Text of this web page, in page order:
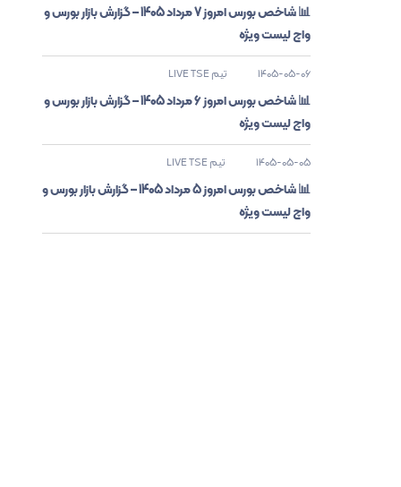
📊 شاخص بورس امروز 7 مرداد 1405 – گزارش بازار بورس و
واچ لیست ویژه
1405-05-06 تیم LIVE TSE
📊 شاخص بورس امروز 6 مرداد 1405 – گزارش بازار بورس و
واچ لیست ویژه
1405-05-05 تیم LIVE TSE
📊 شاخص بورس امروز 5 مرداد 1405 – گزارش بازار بورس و
واچ لیست ویژه